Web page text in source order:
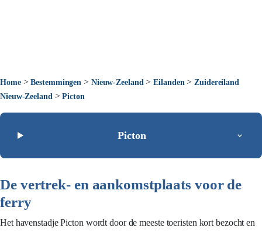
Home>Bestemmingen > Nieuw-Zeeland >Eilanden > Zuidereiland
Nieuw-Zeeland >Picton
Picton
De vertrek- en aankomstplaats voor de
ferry
Het havenstadje Picton wordt door de meeste toeristen kort bezocht en